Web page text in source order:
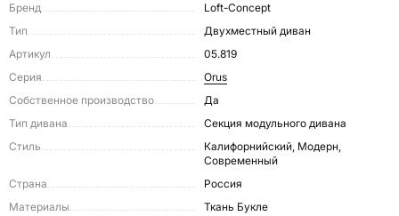
Бренд
Loft-Concept
Тип
Двухместный диван
Артикул
05.819
Серия
Orus
Собственное производство
Да
Тип дивана
Секция модульного дивана
Стиль
Калифорнийский, Модерн,
Современный
Страна
Россия
Материалы
Ткань Букле